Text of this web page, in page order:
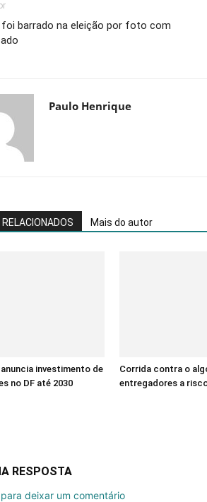
barrado na eleição por foto com
Paulo Henrique
Mais do autor
investimento de
no DF até 2030
Corrida contra o
entregadores a
RESPOSTA
deixar um comentário